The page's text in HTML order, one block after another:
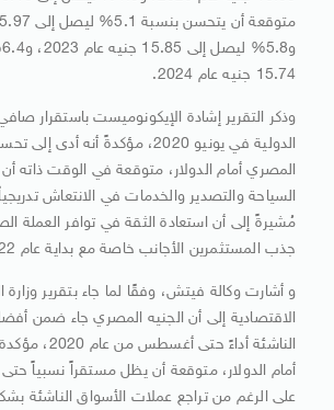
15.74 جنيه عام 2024.
وذكر التقرير إشادة الإيكونوميست باستقرار
الدولية في يونيو 2020، مؤكدةً أنه أدى
المصري أمام الدولار، متوقعة في الوقت ذاته
مُشيرةً إلى أن استعادة الثقة في توافر العملة
جذب المستثمرين الأجانب خاصة مع بداية عام 2022.
و أشارت وكالة فيتش، وفقًا لما جاء بتقرير وزارة
الاقتصادية إلى أن الجنيه المصري جاء ضمن
الناشئة أداءً
على الرغم من تراجع عملات الأسواق الناشئة